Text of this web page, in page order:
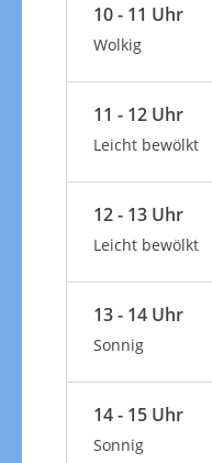
10 - 11 Uhr
Wolkig
11 - 12 Uhr
Leicht bewölkt
12 - 13 Uhr
Leicht bewölkt
13 - 14 Uhr
Sonnig
14 - 15 Uhr
Sonnig